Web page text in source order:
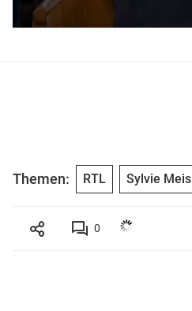
Themen: RTL Sylvie Meis
0